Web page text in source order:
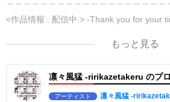
<作品情報 : 配信中.> -Thank you for your
▶︎刺すように燃えるような眼差しは
[第2作品: 通常版.小説のみ.]
日本語版: https://amzn.asia/d/7GbUq3Z
英語版: https://amzn.asia/d/eLvAyy5
＿＿＿＿＿＿＿＿＿＿＿＿＿＿＿＿＿＿＿
▶︎求めない惑星 [小説/絵本版]
もっと見る
凛々風猛 -ririkazetakeru のプ
アーティスト 凛々風猛 -